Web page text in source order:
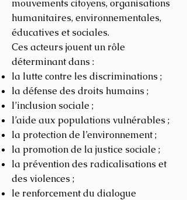
mouvements citoyens, organisations
humanitaires, environnementales,
éducatives et sociales.
Ces acteurs jouent un rôle
déterminant dans :
la lutte contre les discriminations ;
la défense des droits humains ;
l’inclusion sociale ;
l’aide aux populations vulnérables ;
la protection de l’environnement ;
la promotion de la justice sociale ;
la prévention des radicalisations et
des violences ;
le renforcement du dialogue